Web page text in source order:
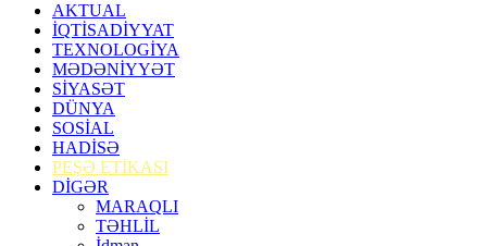
AKTUAL
İQTİSADİYYAT
TEXNOLOGİYA
MƏDƏNİYYƏT
SİYASƏT
DÜNYA
SOSİAL
HADİSƏ
PEŞƏ ETİKASI
DİGƏR
MARAQLI
TƏHLİL